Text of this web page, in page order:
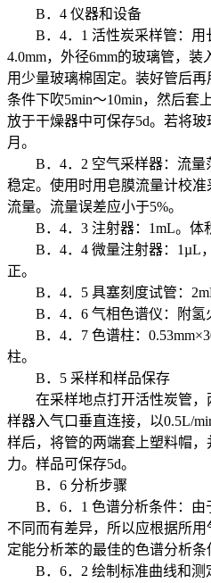
B．4 仪器和设备
B．4．1 活性炭采样管：用
4.0mm，外径6mm的玻璃管，装
用少量玻璃棉固定。装好管后
条件下吹5min～10min，然后套
放于干燥器中可保存5d。若将
月。
B．4．2 空气采样器：流量
稳定。使用时用皂膜流量计校
流量。流量误差应小于5%。
B．4．3 注射器：1mL。体
B．4．4 微量注射器：1µL
正。
B．4．5 具塞刻度试管：
B．4．6 气相色谱仪：附氢
B．4．7 色谱柱：
柱。
B．5 采样和样品保存
在采样地点打开活性炭管，
样器入气口垂直连接，以0.5L/
样后，将管的两端套上塑料帽
力。样品可保存5d。
B．6 分析步骤
B．6．1 色谱分析条件：由
不同而有差异，所以应根据所
定能分析苯的最佳的色谱分析条
B．6．2 绘制标准曲线和测